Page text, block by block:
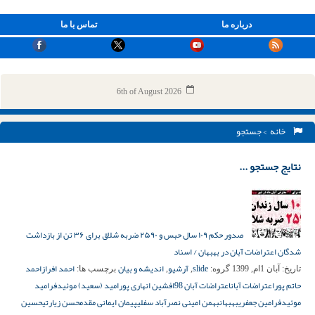
تماس با ما درباره ما
6th of August 2026
خانه > جستجو
نتایج جستجو ...
صدور حکم ۱۰۹ سال حبس و ۲۵۹۰ ضربه شلاق برای ۳۶ تن از بازداشت
شدگان اعتراضات آبان در بهبهان / اسناد
تاریخ: آبان 1ام, 1399 گروه: slide
, آرشیو, اندیشه و بیان برچسب ها: احمد افرازاحمد
حاتم پوراعتراضات آباناعتراضات آبان 98 افشین انهاری پورامید (سعید) موئیدفرامید
موئیدفرامین جعفریبهبهانبهمن امینی نصرآباد سفلیپیمان ایمانی مقدمحسن زيارتيحسین